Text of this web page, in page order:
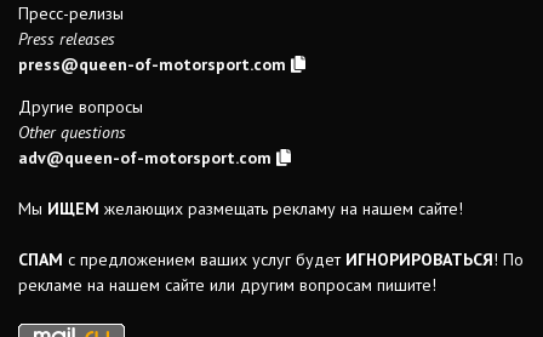
Пресс-релизы
Press releases
press@queen-of-motorsport.com
Другие вопросы
Other questions
adv@queen-of-motorsport.com
Мы ИЩЕМ желающих размещать рекламу на нашем сайте!
СПАМ с предложением ваших услуг будет ИГНОРИРОВАТЬСЯ! По
рекламе на нашем сайте или другим вопросам пишите!